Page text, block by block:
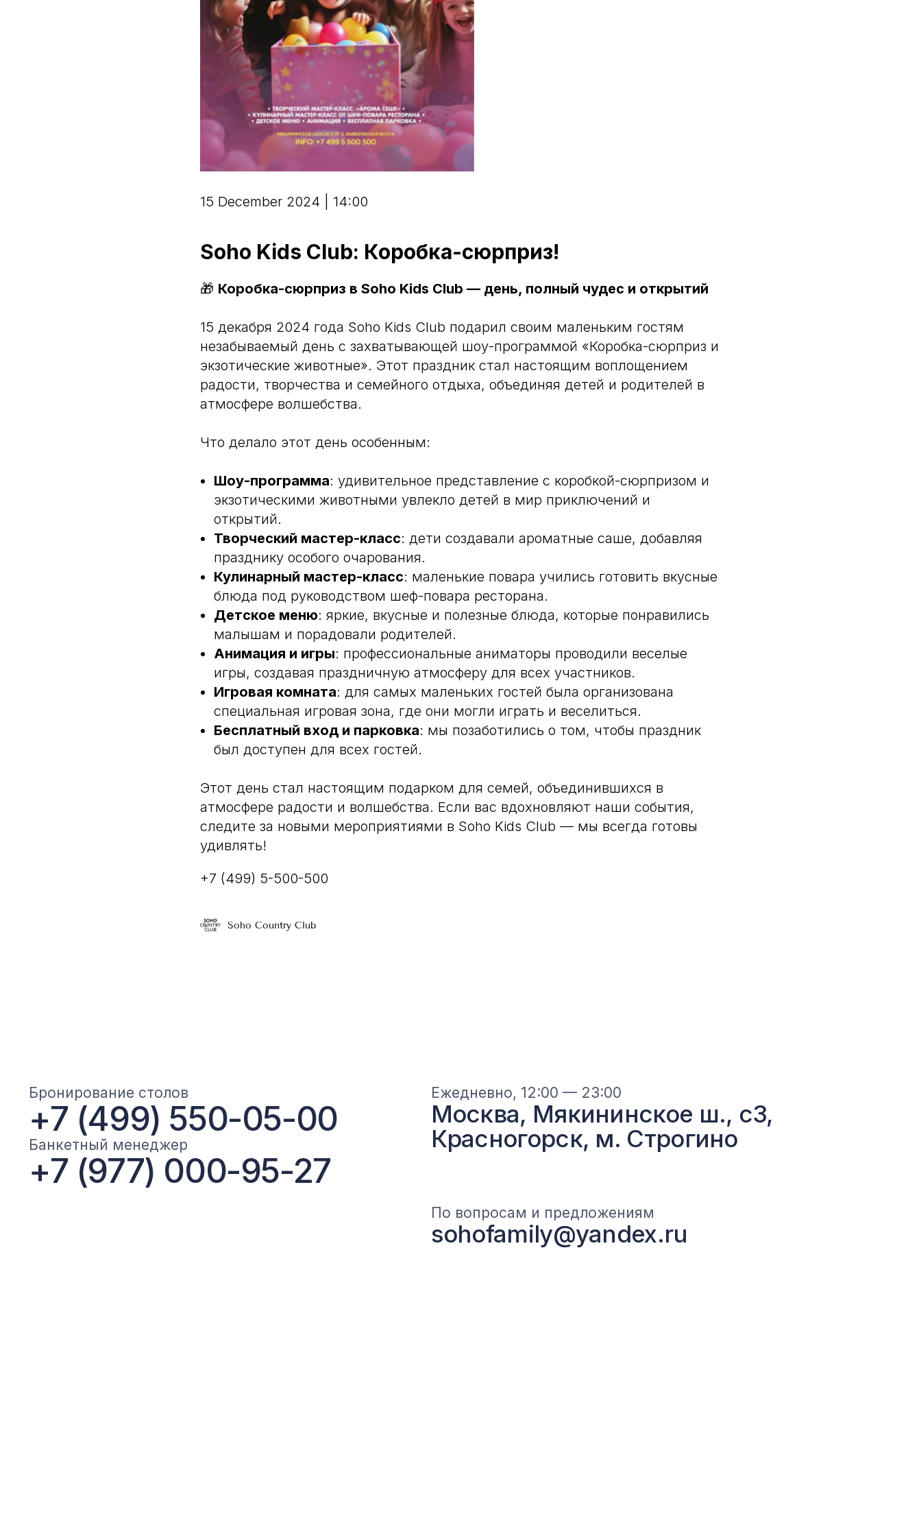
15 December 2024 | 14:00
Soho Kids Club: Коробка-сюрприз!
🎁 Коробка-сюрприз в Soho Kids Club — день, полный чудес и открытий
15 декабря 2024 года Soho Kids Club подарил своим маленьким гостям
незабываемый день с захватывающей шоу-программой «Коробка-сюрприз и
экзотические животные». Этот праздник стал настоящим воплощением
радости, творчества и семейного отдыха, объединяя детей и родителей в
атмосфере волшебства.
Что делало этот день особенным:
Шоу-программа: удивительное представление с коробкой-сюрпризом и
экзотическими животными увлекло детей в мир приключений и
открытий.
Творческий мастер-класс: дети создавали ароматные саше, добавляя
празднику особого очарования.
Кулинарный мастер-класс: маленькие повара учились готовить вкусные
блюда под руководством шеф-повара ресторана.
Детское меню: яркие, вкусные и полезные блюда, которые понравились
малышам и порадовали родителей.
Анимация и игры: профессиональные аниматоры проводили веселые
игры, создавая праздничную атмосферу для всех участников.
Игровая комната: для самых маленьких гостей была организована
специальная игровая зона, где они могли играть и веселиться.
Бесплатный вход и парковка: мы позаботились о том, чтобы праздник
был доступен для всех гостей.
Этот день стал настоящим подарком для семей, объединившихся в
атмосфере радости и волшебства. Если вас вдохновляют наши события,
следите за новыми мероприятиями в Soho Kids Club — мы всегда готовы
удивлять!
+7 (499) 5-500-500
Soho Country Club
+7 (499) 550-05-00
+7 (977) 000-95-27
sohofamily@yandex.ru
Ежедневно, 12:00 — 23:00
Москва, Мякининское ш., с3,
Красногорск, м. Строгино
РесторанБанкетыОтель О клубе Галерея
Контакты +7 (967) 128-73-99